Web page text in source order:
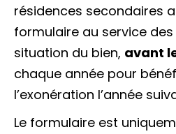
résidences secondaires
formulaire au service
situation du bien, avant
chaque année pour
l’exonération l’année
Le formulaire est